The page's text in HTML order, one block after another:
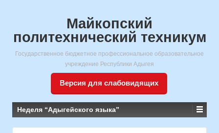
Майкопский
политехнический техникум
Государственное бюджетное профессиональное образовательное
учреждение Республики Адыгея
Версия для слабовидящих
Неделя “Адыгейского языка”